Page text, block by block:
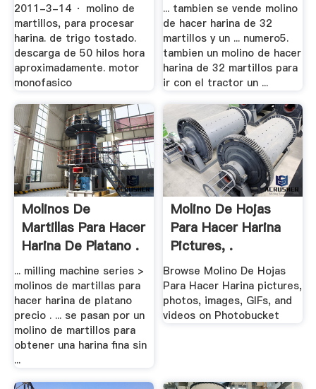
2011-3-14 · molino de
martillos, para procesar
harina. de trigo tostado.
descarga de 50 hilos hora
aproximadamente. motor
monofasico
... tambien se vende molino
de hacer harina de 32
martillos y un ... numero5.
tambien un molino de hacer
harina de 32 martillos para
ir con el tractor un ...
Molinos De
Martillas Para Hacer
Harina De Platano .
... milling machine series >
molinos de martillas para
hacer harina de platano
precio . ... se pasan por un
molino de martillos para
obtener una harina fina sin
...
Molino De Hojas
Para Hacer Harina
Pictures, .
Browse Molino De Hojas
Para Hacer Harina pictures,
photos, images, GIFs, and
videos on Photobucket